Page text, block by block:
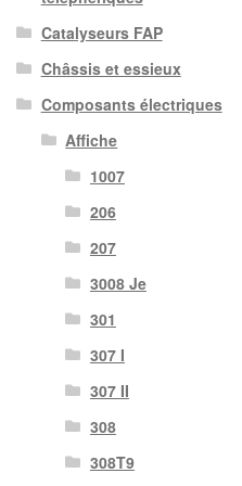
Catalyseurs FAP
Châssis et essieux
Composants électriques
Affiche
1007
206
207
3008 Je
301
307 I
307 II
308
308T9